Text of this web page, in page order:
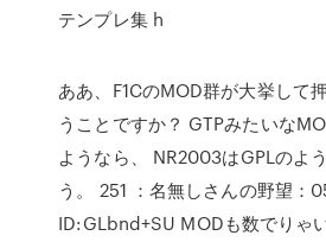
テンプレ集 h
ああ、F1CのMOD群が大挙して
うことですか？ GTPみたいな
ようなら、 NR2003はGPLのよ
う。 251 ：名無しさんの野望：
ID:GLbnd+SU MODも数でりゃ